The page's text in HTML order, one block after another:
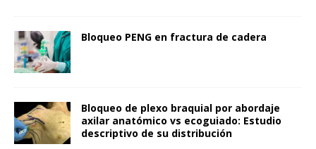
Bloqueo PENG en fractura de cadera
Bloqueo de plexo braquial por abordaje
axilar anatómico vs ecoguiado: Estudio
descriptivo de su distribución